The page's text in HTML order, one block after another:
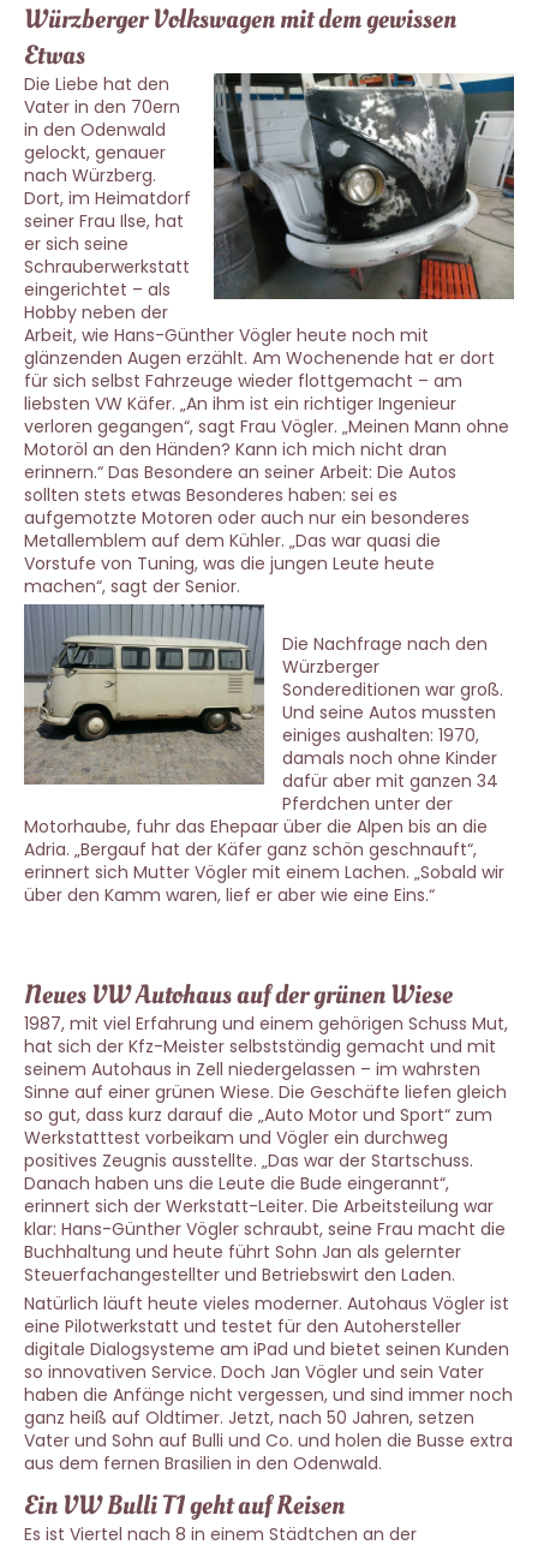
Würzberger Volkswagen mit dem gewissen
Etwas
Die Liebe hat den
Vater in den 70ern
in den Odenwald
gelockt, genauer
nach Würzberg.
Dort, im Heimatdorf
seiner Frau Ilse, hat
er sich seine
Schrauberwerkstatt
eingerichtet – als
Hobby neben der
Arbeit, wie Hans-Günther Vögler heute noch mit
glänzenden Augen erzählt. Am Wochenende hat er dort
für sich selbst Fahrzeuge wieder flottgemacht – am
liebsten VW Käfer. „An ihm ist ein richtiger Ingenieur
verloren gegangen“, sagt Frau Vögler. „Meinen Mann ohne
Motoröl an den Händen? Kann ich mich nicht dran
erinnern.“ Das Besondere an seiner Arbeit: Die Autos
sollten stets etwas Besonderes haben: sei es
aufgemotzte Motoren oder auch nur ein besonderes
Metallemblem auf dem Kühler. „Das war quasi die
Vorstufe von Tuning, was die jungen Leute heute
machen“, sagt der Senior.
Die Nachfrage nach den
Würzberger
Sondereditionen war groß.
Und seine Autos mussten
einiges aushalten: 1970,
damals noch ohne Kinder
dafür aber mit ganzen 34
Pferdchen unter der
Motorhaube, fuhr das Ehepaar über die Alpen bis an die
Adria. „Bergauf hat der Käfer ganz schön geschnauft“,
erinnert sich Mutter Vögler mit einem Lachen. „Sobald wir
über den Kamm waren, lief er aber wie eine Eins.“
Neues VW Autohaus auf der grünen Wiese
1987, mit viel Erfahrung und einem gehörigen Schuss Mut,
hat sich der Kfz-Meister selbstständig gemacht und mit
seinem Autohaus in Zell niedergelassen – im wahrsten
Sinne auf einer grünen Wiese. Die Geschäfte liefen gleich
so gut, dass kurz darauf die „Auto Motor und Sport“ zum
Werkstatttest vorbeikam und Vögler ein durchweg
positives Zeugnis ausstellte. „Das war der Startschuss.
Danach haben uns die Leute die Bude eingerannt“,
erinnert sich der Werkstatt-Leiter. Die Arbeitsteilung war
klar: Hans-Günther Vögler schraubt, seine Frau macht die
Buchhaltung und heute führt Sohn Jan als gelernter
Steuerfachangestellter und Betriebswirt den Laden.
Natürlich läuft heute vieles moderner. Autohaus Vögler ist
eine Pilotwerkstatt und testet für den Autohersteller
digitale Dialogsysteme am iPad und bietet seinen Kunden
so innovativen Service. Doch Jan Vögler und sein Vater
haben die Anfänge nicht vergessen, und sind immer noch
ganz heiß auf Oldtimer. Jetzt, nach 50 Jahren, setzen
Vater und Sohn auf Bulli und Co. und holen die Busse extra
aus dem fernen Brasilien in den Odenwald.
Ein VW Bulli T1 geht auf Reisen
Es ist Viertel nach 8 in einem Städtchen an der